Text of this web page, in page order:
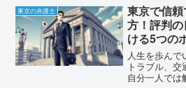
持つ弁護士の
んな状況で重
東京の弁護士
東京で信
方！評判
ける5つの
人生を歩ん
トラブル、交
自分一人では